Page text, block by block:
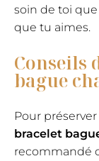
soin de toi
que tu aimes.
Conseils
bague
Pour
bracelet
recommandé